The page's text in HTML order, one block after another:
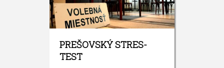
PREŠOVSKÝ STRES-
TEST